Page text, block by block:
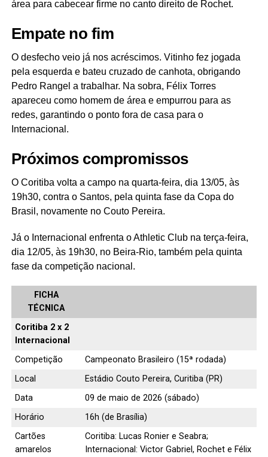
área para cabecear firme no canto direito de Rochet.
Empate no fim
O desfecho veio já nos acréscimos. Vitinho fez jogada
pela esquerda e bateu cruzado de canhota, obrigando
Pedro Rangel a trabalhar. Na sobra, Félix Torres
apareceu como homem de área e empurrou para as
redes, garantindo o ponto fora de casa para o
Internacional.
Próximos compromissos
O Coritiba volta a campo na quarta-feira, dia 13/05, às
19h30, contra o Santos, pela quinta fase da Copa do
Brasil, novamente no Couto Pereira.
Já o Internacional enfrenta o Athletic Club na terça-feira,
dia 12/05, às 19h30, no Beira-Rio, também pela quinta
fase da competição nacional.
FICHA
TÉCNICA
Coritiba 2 x 2
Internacional
Competição
Campeonato Brasileiro (15ª rodada)
Local
Estádio Couto Pereira, Curitiba (PR)
Data
09 de maio de 2026 (sábado)
Horário
16h (de Brasília)
Cartões
amarelos
Coritiba: Lucas Ronier e Seabra;
Internacional: Victor Gabriel, Rochet e Félix